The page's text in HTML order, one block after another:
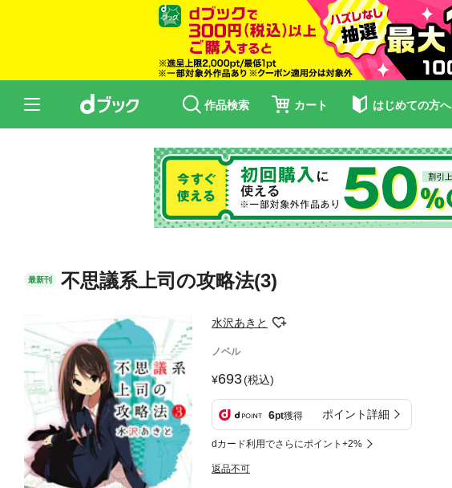
作品検索 カート はじめての方へ
最新刊 不思議系上司の攻略法(3)
水沢あきと
ノベル
693(税込)
6pt獲得 ポイント詳細
dカード利用でさらにポイント+2%
返品不可